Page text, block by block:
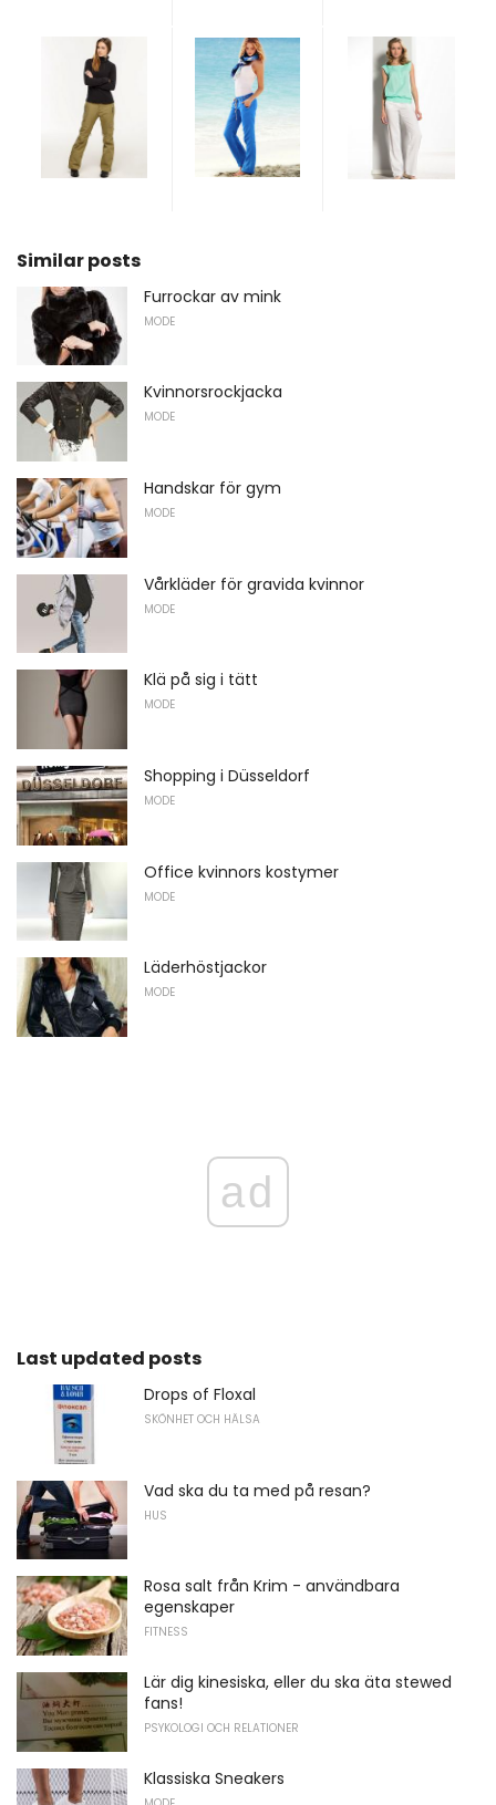
Similar posts
Furrockar av mink
MODE
Kvinnorsrockjacka
MODE
Handskar för gym
MODE
Vårkläder för gravida kvinnor
MODE
Klä på sig i tätt
MODE
Shopping i Düsseldorf
MODE
Office kvinnors kostymer
MODE
Läderhöstjackor
MODE
ad
Last updated posts
Drops of Floxal
SKÖNHET OCH HÄLSA
Vad ska du ta med på resan?
HUS
Rosa salt från Krim - användbara
egenskaper
FITNESS
Lär dig kinesiska, eller du ska äta stewed
fans!
PSYKOLOGI OCH RELATIONER
Klassiska Sneakers